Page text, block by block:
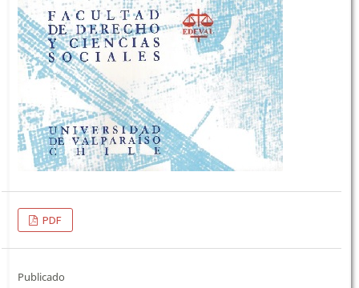
PDF
Publicado